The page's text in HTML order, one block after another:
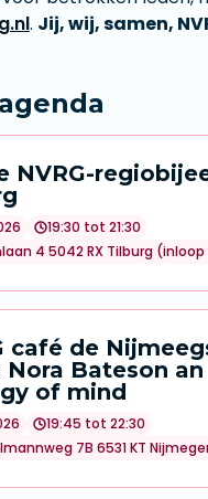
. Jij, wij, samen,
NVRG-
19:30 tot 21:30
4 5042 RX Tilburg
café de
Nora Bateson an
of mind
19:45 tot 22:30
7B 6531 KT